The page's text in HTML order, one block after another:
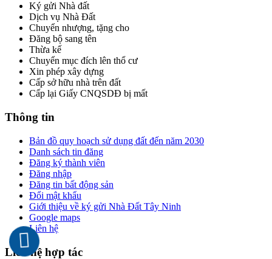
Ký gửi Nhà đất
Dịch vụ Nhà Đất
Chuyển nhượng, tặng cho
Đăng bộ sang tên
Thừa kế
Chuyển mục đích lên thổ cư
Xin phép xây dựng
Cấp sở hữu nhà trên đất
Cấp lại Giấy CNQSDĐ bị mất
Thông tin
Bản đồ quy hoạch sử dụng đất đến năm 2030
Danh sách tin đăng
Đăng ký thành viên
Đăng nhập
Đăng tin bất động sản
Đổi mật khẩu
Giới thiệu về ký gửi Nhà Đất Tây Ninh
Google maps
Liên hệ
Liên hệ hợp tác